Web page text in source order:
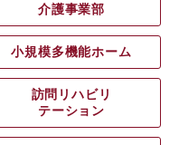
介護事業部
小規模多機能ホーム
訪問リハビリ
テーション